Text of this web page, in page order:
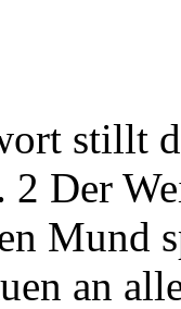
stillt
Der
Mund
an